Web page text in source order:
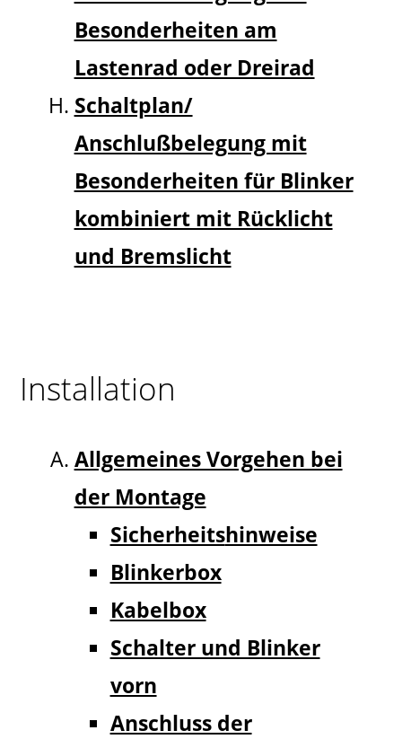
Besonderheiten am
Lastenrad oder Dreirad
Schaltplan/
Anschlußbelegung mit
Besonderheiten für Blinker
kombiniert mit Rücklicht
und Bremslicht
Installation
Allgemeines Vorgehen bei
der Montage
Sicherheitshinweise
Blinkerbox
Kabelbox
Schalter und Blinker
vorn
Anschluss der